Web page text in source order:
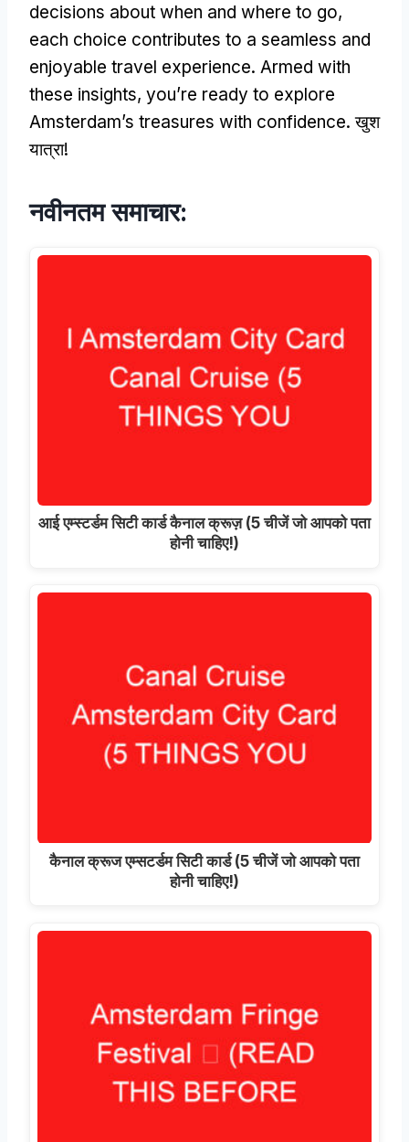
decisions about when and where to go,
each choice contributes to a seamless and
enjoyable travel experience. Armed with
these insights, you’re ready to explore
Amsterdam’s treasures with confidence. खुश
यात्रा!
नवीनतम समाचार:
आई एम्स्टर्डम सिटी कार्ड कैनाल क्रूज़ (5 चीजें जो आपको पता
होनी चाहिए!)
कैनाल क्रूज एम्सटर्डम सिटी कार्ड (5 चीजें जो आपको पता
होनी चाहिए!)